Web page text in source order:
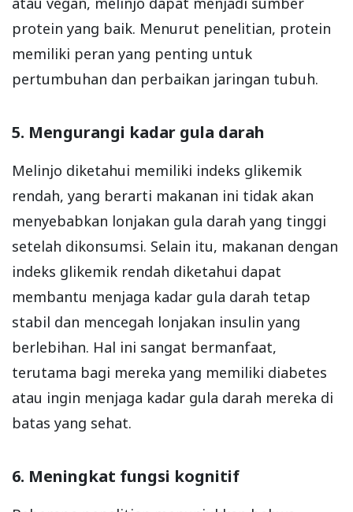
protein yang baik. Menurut penelitian, protein
memiliki peran yang penting untuk
pertumbuhan dan perbaikan jaringan tubuh.
5. Mengurangi kadar gula darah
Melinjo diketahui memiliki indeks glikemik
rendah, yang berarti makanan ini tidak akan
menyebabkan lonjakan gula darah yang tinggi
setelah dikonsumsi. Selain itu, makanan dengan
indeks glikemik rendah diketahui dapat
membantu menjaga kadar gula darah tetap
stabil dan mencegah lonjakan insulin yang
berlebihan. Hal ini sangat bermanfaat,
terutama bagi mereka yang memiliki diabetes
atau ingin menjaga kadar gula darah mereka di
batas yang sehat.
6. Meningkat fungsi kognitif